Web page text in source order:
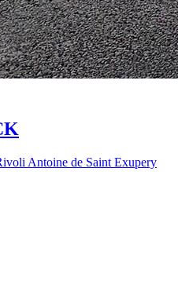
Antoine de Saint Exupery